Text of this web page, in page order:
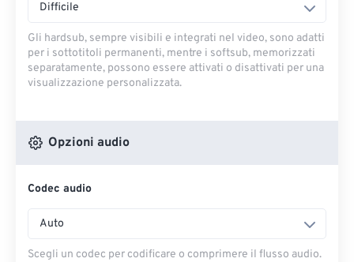
Difficile
Gli hardsub, sempre visibili e integrati nel video, sono adatti
per i sottotitoli permanenti, mentre i softsub, memorizzati
separatamente, possono essere attivati ​​o disattivati ​​per una
visualizzazione personalizzata.
Opzioni audio
Codec audio
Auto
Scegli un codec per codificare o comprimere il flusso audio.